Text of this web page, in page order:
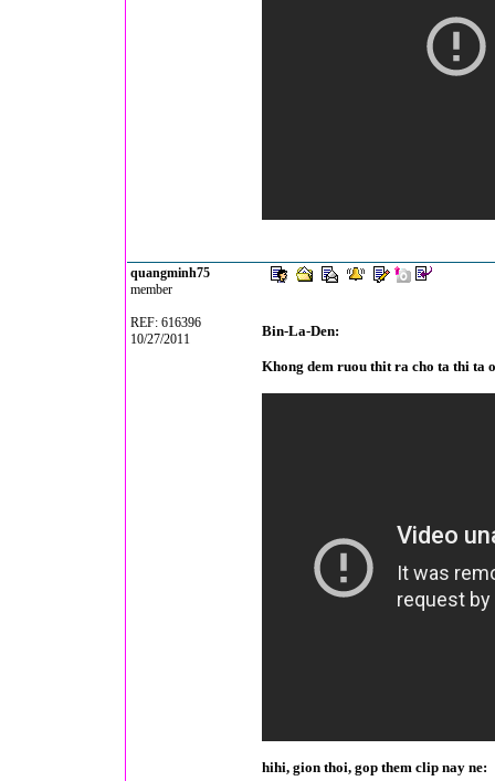
quangminh75
member
REF: 616396
10/27/2011
Bin-La-Den:
Khong dem ruou thit ra cho ta thi ta
hihi, gion thoi, gop them clip nay ne: